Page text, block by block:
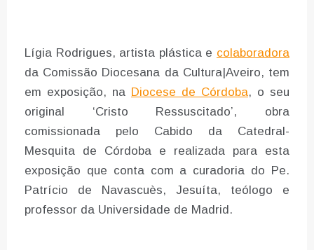
Lígia Rodrigues, artista plástica e colaboradora
da Comissão Diocesana da Cultura|Aveiro, tem
em exposição, na Diocese de Córdoba, o seu
original ‘Cristo Ressuscitado’, obra
comissionada pelo Cabido da Catedral-
Mesquita de Córdoba e realizada para esta
exposição que conta com a curadoria do Pe.
Patrício de Navascuès, Jesuíta, teólogo e
professor da Universidade de Madrid.